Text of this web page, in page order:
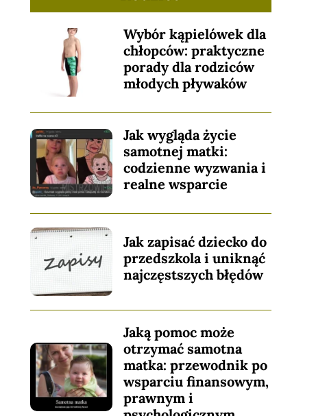
Wybór kąpielówek dla
chłopców: praktyczne
porady dla rodziców
młodych pływaków
Jak wygląda życie
samotnej matki:
codzienne wyzwania i
realne wsparcie
Jak zapisać dziecko do
przedszkola i uniknąć
najczęstszych błędów
Jaką pomoc może
otrzymać samotna
matka: przewodnik po
wsparciu finansowym,
prawnym i